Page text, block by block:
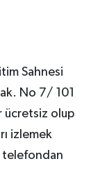
Sahnesi
No 7/ 101
ücretsiz olup
izlemek
telefondan